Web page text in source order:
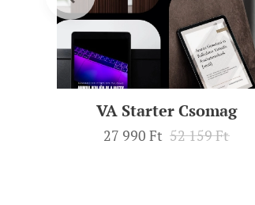
VA Starter Csomag
27 990 Ft 52 159Ft